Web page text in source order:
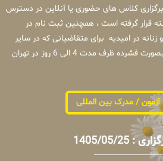
کلاس های حضوری یا آنلاین در دسترس
قرار گرفته است ، همچنین ثبت نام در
در امیدیه برای متقاضیانی که در سایر
شهر ها و استان ها هستند بصورت فشرده ظرف مدت 4 الی 6 روز در تهران
آزمون / مدرک بین المللی
: 1405/05/25